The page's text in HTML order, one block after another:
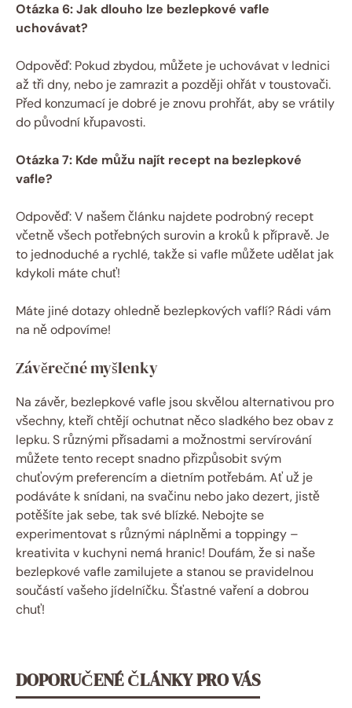
Otázka 6: Jak dlouho lze bezlepkové vafle
uchovávat?
Odpověď: Pokud zbydou, můžete je uchovávat v lednici
až tři dny, nebo je zamrazit a později ohřát v toustovači.
Před konzumací je dobré je znovu prohřát, aby se vrátily
do původní křupavosti.
Otázka 7: Kde můžu najít recept na bezlepkové
vafle?
Odpověď: V našem článku najdete podrobný recept
včetně všech potřebných surovin a kroků k přípravě. Je
to jednoduché a rychlé, takže si vafle můžete udělat jak
kdykoli máte chuť!
Máte jiné dotazy ohledně bezlepkových vaflí? Rádi vám
na ně odpovíme!
Závěrečné myšlenky
Na závěr, bezlepkové vafle jsou skvělou alternativou pro
všechny, kteří chtějí ochutnat něco sladkého bez obav z
lepku. S různými přísadami a možnostmi servírování
můžete tento recept snadno přizpůsobit svým
chuťovým preferencím a dietním potřebám. Ať už je
podáváte k snídani, na svačinu nebo jako dezert, jistě
potěšíte jak sebe, tak své blízké. Nebojte se
experimentovat s různými náplněmi a toppingy –
kreativita v kuchyni nemá hranic! Doufám, že si naše
bezlepkové vafle zamilujete a stanou se pravidelnou
součástí vašeho jídelníčku. Šťastné vaření a dobrou
chuť!
DOPORUČENÉ ČLÁNKY PRO VÁS